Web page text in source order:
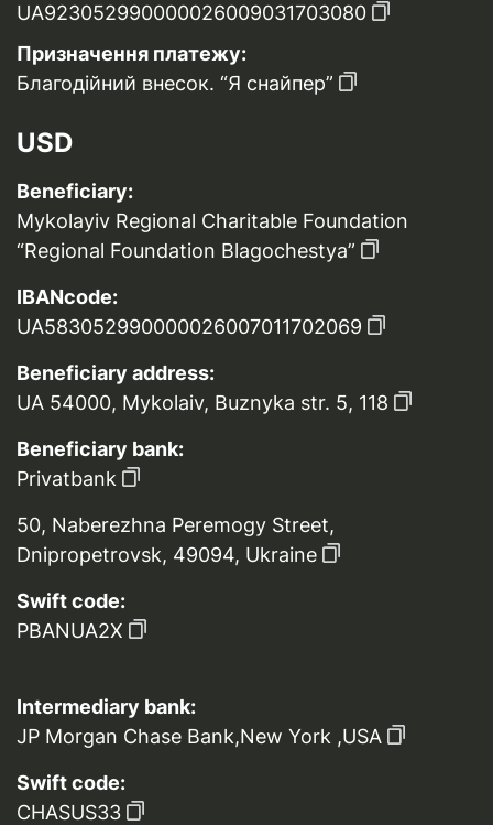
UA923052990000026009031703080
Призначення платежу:
Благодійний внесок. “Я снайпер”
USD
Beneficiary:
Mykolayiv Regional Charitable Foundation
“Regional Foundation Blagochestya”
IBANcode:
UA583052990000026007011702069
Beneficiary address:
UA 54000, Mykolaiv, Buznyka str. 5, 118
Beneficiary bank:
Privatbank
50, Naberezhna Peremogy Street,
Dnipropetrovsk, 49094, Ukraine
Swift code:
PBANUA2X
Intermediary bank:
JP Morgan Chase Bank,New York ,USA
Swift code:
CHASUS33